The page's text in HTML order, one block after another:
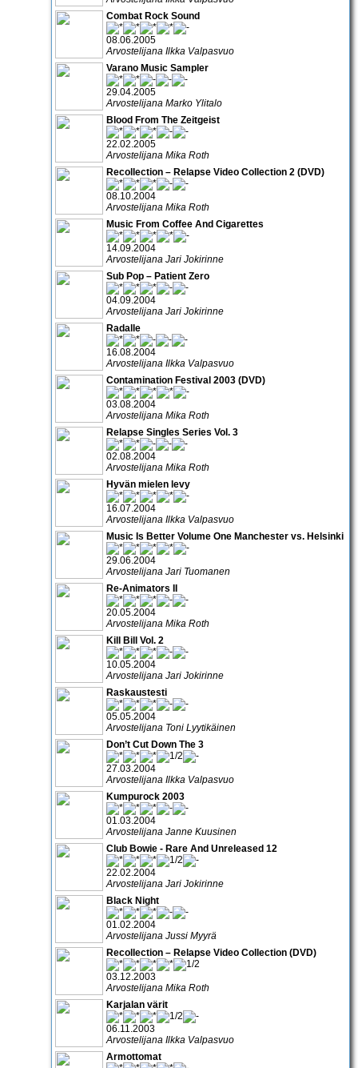
Combat Rock Sound
08.06.2005
Arvostelijana Ilkka Valpasvuo
Varano Music Sampler
29.04.2005
Arvostelijana Marko Ylitalo
Blood From The Zeitgeist
22.02.2005
Arvostelijana Mika Roth
Recollection – Relapse Video Collection 2 (DVD)
08.10.2004
Arvostelijana Mika Roth
Music From Coffee And Cigarettes
14.09.2004
Arvostelijana Jari Jokirinne
Sub Pop – Patient Zero
04.09.2004
Arvostelijana Jari Jokirinne
Radalle
16.08.2004
Arvostelijana Ilkka Valpasvuo
Contamination Festival 2003 (DVD)
03.08.2004
Arvostelijana Mika Roth
Relapse Singles Series Vol. 3
02.08.2004
Arvostelijana Mika Roth
Hyvän mielen levy
16.07.2004
Arvostelijana Ilkka Valpasvuo
Music Is Better Volume One Manchester vs. Helsinki
29.06.2004
Arvostelijana Jari Tuomanen
Re-Animators II
20.05.2004
Arvostelijana Mika Roth
Kill Bill Vol. 2
10.05.2004
Arvostelijana Jari Jokirinne
Raskaustesti
05.05.2004
Arvostelijana Toni Lyytikäinen
Don’t Cut Down The 3
27.03.2004
Arvostelijana Ilkka Valpasvuo
Kumpurock 2003
01.03.2004
Arvostelijana Janne Kuusinen
Club Bowie - Rare And Unreleased 12
22.02.2004
Arvostelijana Jari Jokirinne
Black Night
01.02.2004
Arvostelijana Jussi Myyrä
Recollection – Relapse Video Collection (DVD)
03.12.2003
Arvostelijana Mika Roth
Karjalan värit
06.11.2003
Arvostelijana Ilkka Valpasvuo
Armottomat